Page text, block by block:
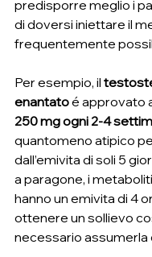
predisporre meglio i
di doversi iniettare il
frequentemente
Per esempio, il
enantato é approvato
250 mg ogni 2-4
quantomeno atipico
dall’emivita di soli 5
a paragone, i
hanno un emivita di 4
ottenere un sollievo
necessario assumerla